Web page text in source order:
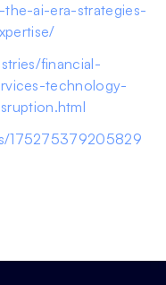
ai-era-strategies-
financial-
technology-
175275379205829